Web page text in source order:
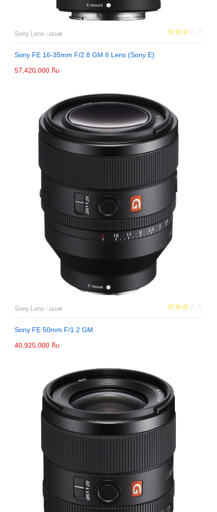
Sony Lens - ເລນສ
Sony FE 16-35mm F/2.8 GM II Lens (Sony E)
57,420,000 ກີບ
ຕິດຕໍ່
Sony Lens - ເລນສ
Sony FE 50mm F/1.2 GM
40,925,000 ກີບ
ຕິດຕໍ່